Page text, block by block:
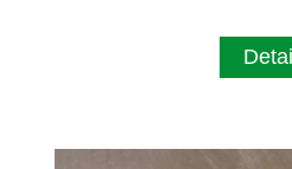
Detail